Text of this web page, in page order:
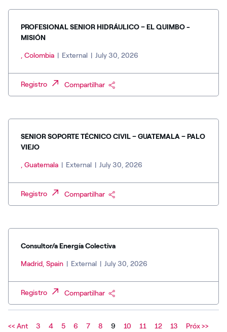
PROFESIONAL SENIOR HIDRÁULICO – EL QUIMBO -
MISIÓN
, Colombia | External | July 30, 2026
Registro Compartilhar
SENIOR SOPORTE TÉCNICO CIVIL – GUATEMALA – PALO
VIEJO
, Guatemala | External | July 30, 2026
Registro Compartilhar
Consultor/a Energía Colectiva
Madrid, Spain | External | July 30, 2026
Registro Compartilhar
<< Ant 3 4 5 6 7 8 9 10 11 12 13 Próx >>